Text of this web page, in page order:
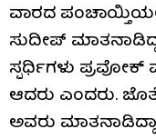
ವಾರದ
ಸುದೀಪ್
ಸ್ಪರ್ಧಿಗಳು ಪ್ರವೋಕ್
ಆದರು ಎಂದರು.
ಅವರು